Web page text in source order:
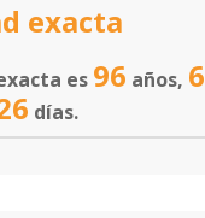
exacta
es 96 años, 6
días.